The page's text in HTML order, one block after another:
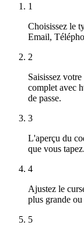
1
Choisissez le
Email,
2
Saisissez
complet avec
de passe.
3
L'aperçu du
que vous tapez.
4
Ajustez le
plus grande
5